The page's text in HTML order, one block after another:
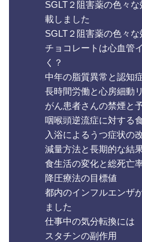
SGLT２阻害薬の色々
載しました
SGLT２阻害薬の色々な
チョコレートは心血管
く？
中年の脂質異常と認知
長時間労働と心房細動
がん患者さんの禁煙と
咽喉頭逆流症に対する
入浴によるうつ症状の
減量方法と長期的な結
食生活の変化と総死亡
降圧療法の目標値
都内のインフルエンザ
ました
仕事中の気分転換には
スタチンの副作用